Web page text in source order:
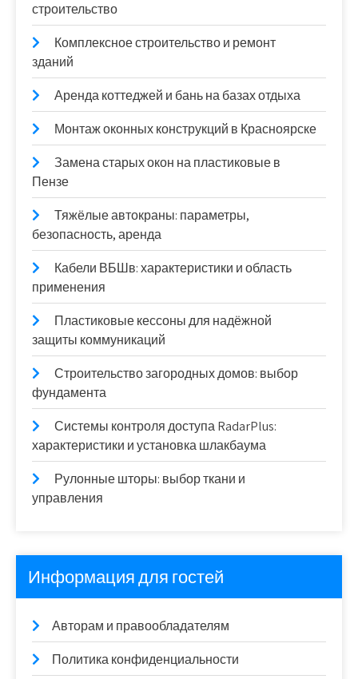
строительство
Комплексное строительство и ремонт
зданий
Аренда коттеджей и бань на базах отдыха
Монтаж оконных конструкций в Красноярске
Замена старых окон на пластиковые в
Пензе
Тяжёлые автокраны: параметры,
безопасность, аренда
Кабели ВБШв: характеристики и область
применения
Пластиковые кессоны для надёжной
защиты коммуникаций
Строительство загородных домов: выбор
фундамента
Системы контроля доступа RadarPlus:
характеристики и установка шлакбаума
Рулонные шторы: выбор ткани и
управления
Информация для гостей
Авторам и правообладателям
Политика конфиденциальности